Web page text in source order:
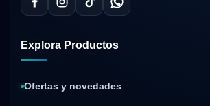
Explora Productos
Ofertas y novedades